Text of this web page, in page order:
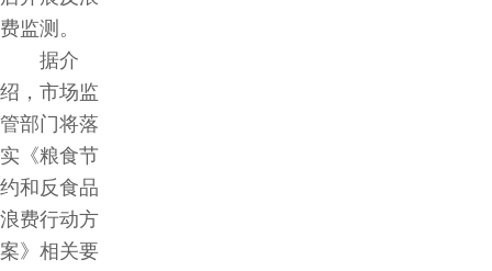
费监测。
据介
绍，市场监
管部门将落
实《粮食节
约和反食品
浪费行动方
案》相关要